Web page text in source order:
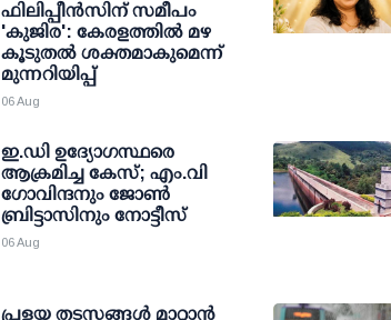
ഫിലിപ്പീന്‍സിന് സമീപം
'കുജിര': കേരളത്തില്‍ മഴ
കൂടുതല്‍ ശക്തമാകുമെന്ന്
മുന്നറിയിപ്പ്
06 Aug
ഇ.ഡി ഉദ്യോഗസ്ഥരെ
ആക്രമിച്ച കേസ്; എം.വി
ഗോവിന്ദനും ജോണ്‍
ബ്രിട്ടാസിനും നോട്ടീസ്
06 Aug
പ്രളയ തടസങ്ങള്‍ മാറ്റാന്‍